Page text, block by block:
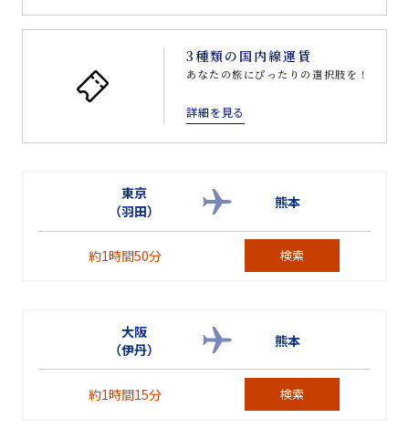
3種類の国内線運賃
あなたの旅にぴったりの選択肢を！
詳細を見る
東京
（羽田）
熊本
約1時間50分 検索
大阪
（伊丹）
熊本
約1時間15分 検索